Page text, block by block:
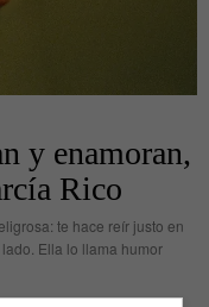
y enamoran,
Rico
te hace reír justo en
Ella lo llama humor